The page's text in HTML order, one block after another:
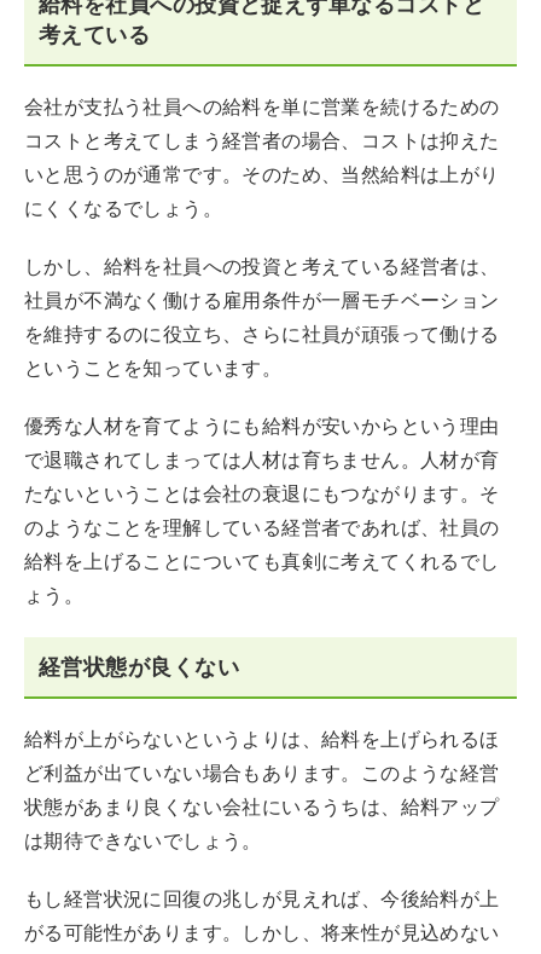
考えている
会社が支払う社員への給料を単に営業を続けるための
コストと考えてしまう経営者の場合、コストは抑えた
いと思うのが通常です。そのため、当然給料は上がり
にくくなるでしょう。
しかし、給料を社員への投資と考えている経営者は、
社員が不満なく働ける雇用条件が一層モチベーション
を維持するのに役立ち、さらに社員が頑張って働ける
ということを知っています。
優秀な人材を育てようにも給料が安いからという理由
で退職されてしまっては人材は育ちません。人材が育
たないということは会社の衰退にもつながります。そ
のようなことを理解している経営者であれば、社員の
給料を上げることについても真剣に考えてくれるでし
ょう。
経営状態が良くない
給料が上がらないというよりは、給料を上げられるほ
ど利益が出ていない場合もあります。このような経営
状態があまり良くない会社にいるうちは、給料アップ
は期待できないでしょう。
もし経営状況に回復の兆しが見えれば、今後給料が上
がる可能性があります。しかし、将来性が見込めない